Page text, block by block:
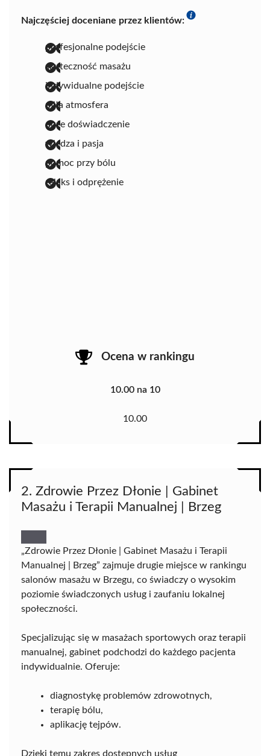
Najczęściej doceniane przez klientów:
profesjonalne podejście
skuteczność masażu
indywidualne podejście
miła atmosfera
duże doświadczenie
wiedza i pasja
pomoc przy bólu
relaks i odprężenie
Ocena w rankingu
10.00 na 10
10.00
2. Zdrowie Przez Dłonie | Gabinet
Masażu i Terapii Manualnej | Brzeg
„Zdrowie Przez Dłonie | Gabinet Masażu i Terapii
Manualnej | Brzeg” zajmuje drugie miejsce w rankingu
salonów masażu w Brzegu, co świadczy o wysokim
poziomie świadczonych usług i zaufaniu lokalnej
społeczności.
Specjalizując się w masażach sportowych oraz terapii
manualnej, gabinet podchodzi do każdego pacjenta
indywidualnie. Oferuje:
diagnostykę problemów zdrowotnych,
terapię bólu,
aplikację tejpów.
Dzięki temu zakres dostępnych usług